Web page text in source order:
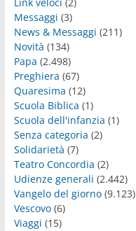
Messaggi (3)
News & Messaggi (211)
Novità (134)
Papa (2.498)
Preghiera (67)
Quaresima (12)
Scuola Biblica (1)
Scuola dell'infanzia (1)
Senza categoria (2)
Solidarietà (7)
Teatro Concordia (2)
Udienze generali (2.442)
Vangelo del giorno(9.123)
Vescovo(6)
Viaggi (15)